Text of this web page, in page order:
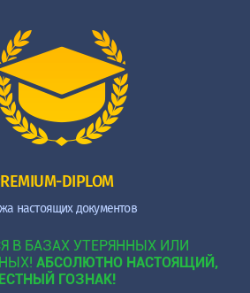
DIPLOM
настоящих документов
В БАЗАХ УТЕРЯННЫХ ИЛИ
АБСОЛЮТНО НАСТОЯЩИЙ,
ГОЗНАК!